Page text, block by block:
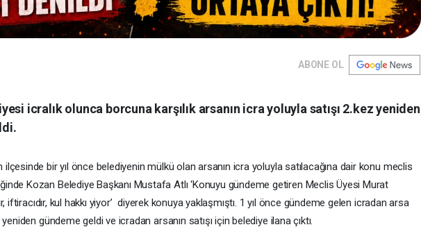
ABONE OL
icralık olunca borcuna karşılık arsanın icra yoluyla satışı 2.kez yeniden
ilçesinde bir yıl önce belediyenin mülkü olan arsanın icra yoluyla satılacağına dair konu meclis
Kozan Belediye Başkanı Mustafa Atlı ‘Konuyu gündeme getiren Meclis Üyesi Murat
iftiracıdır, kul hakkı yiyor’ diyerek konuya yaklaşmıştı. 1 yıl önce gündeme gelen icradan arsa
yeniden gündeme geldi ve icradan arsanın satışı için belediye ilana çıktı.